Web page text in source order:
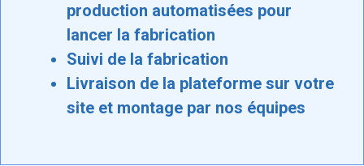
production automatisées pour
lancer la fabrication
Suivi de la fabrication
Livraison de la plateforme sur votre
site et montage par nos équipes